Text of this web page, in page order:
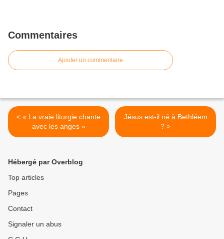
Commentaires
Ajouter un commentaire
< « La vraie liturgie chante
avec les anges »
Jésus est-il né à Bethléem
? >
Hébergé par Overblog
Top articles
Pages
Contact
Signaler un abus